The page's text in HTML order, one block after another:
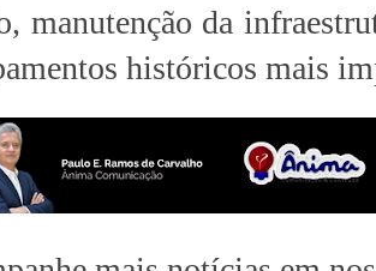
manutenção da
históricos mais